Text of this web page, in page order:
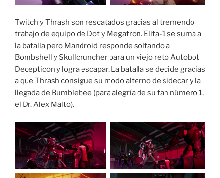
Twitch y Thrash son rescatados gracias al tremendo
trabajo de equipo de Dot y Megatron. Elita-1 se suma a
la batalla pero Mandroid responde soltando a
Bombshell y Skullcruncher para un viejo reto Autobot
Decepticon y logra escapar. La batalla se decide gracias
a que Thrash consigue su modo alterno de sidecar y la
llegada de Bumblebee (para alegría de su fan número 1,
el Dr. Alex Malto).